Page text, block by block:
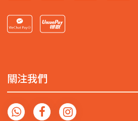
關注我們